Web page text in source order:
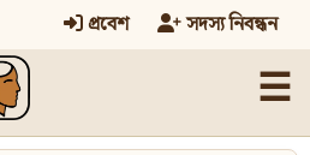
প্রবেশ সদস্য নিবন্ধন
☰